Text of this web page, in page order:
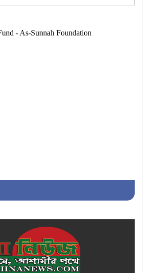
নিলেন ড. খন্দকার মারুফ হোসেন
চেষ্টা ও প্রাণনাশের হুমকির অভিযোগ